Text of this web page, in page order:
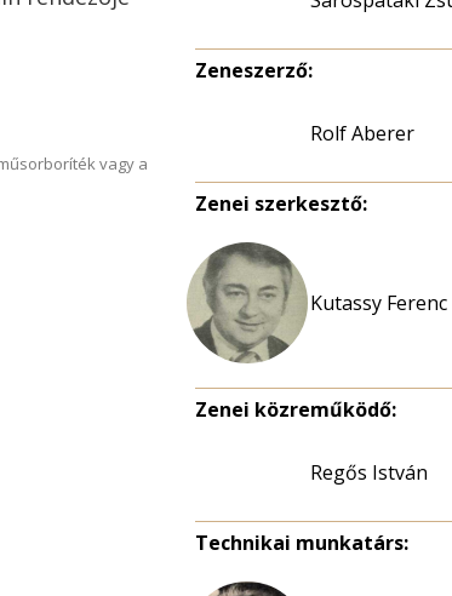
vagy a
Zeneszerző:
Rolf Aberer
Zenei szerkesztő:
Kutassy Ferenc
Zenei közreműködő:
Regős István
Technikai munkatárs: